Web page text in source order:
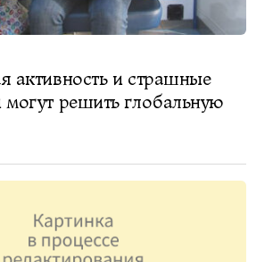
активность и страшные
решить глобальную